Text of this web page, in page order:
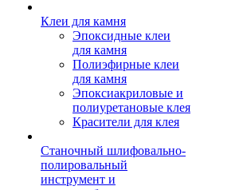
Клеи для камня
Эпоксидные клеи
для камня
Полиэфирные клеи
для камня
Эпоксиакриловые и
полиуретановые клея
Красители для клея
Станочный шлифовально-
полировальный
инструмент и